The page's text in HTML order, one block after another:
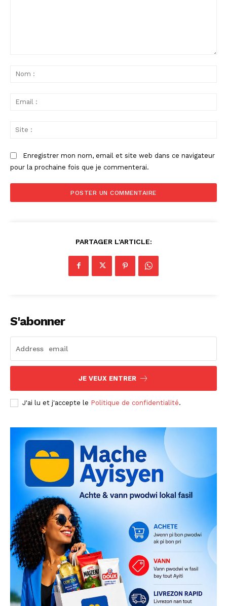
Enregistrer mon nom, email et site web dans ce navigateur
pour la prochaine fois que je commenterai.
PARTAGER L'ARTICLE:
S'abonner
JE VEUX ENTRER
J'ai lu et j'accepte le Politique de confidentialité.